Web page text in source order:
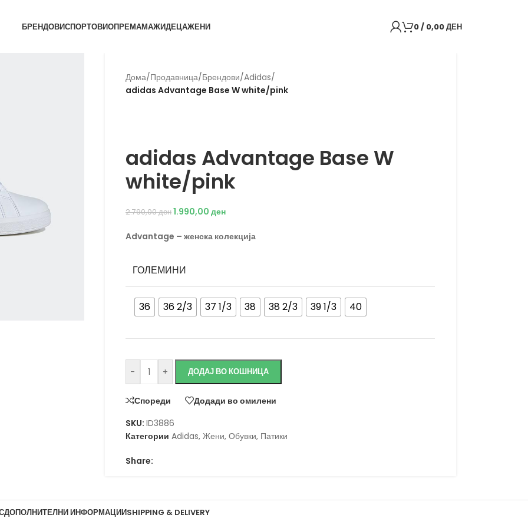
БРЕНДОВИСПОРТОВИОПРЕМАМАЖИДЕЦАЖЕНИ 0/ 0,00ДЕН
Дома/Продавница/Брендови/Adidas/
adidas Advantage Base W white/pink
adidas Advantage Base W
white/pink
2.790,00ден1.990,00 ден
Advantage – женска колекција
ГОЛЕМИНИ
36 36 2/3 37 1/3 38 38 2/3 39 1/3 40
- + ДОДАЈ ВО КОШНИЦА
Спореди
Додади во омилени
SKU: ID3886
Категории Adidas, Жени, Обувки, Патики
Share:
ДОПОЛНИТЕЛНИ ИНФОРМАЦИИSHIPPING & DELIVERY